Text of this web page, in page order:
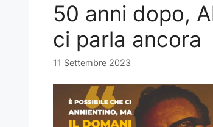
50 anni dopo,
ci parla ancora
11 Settembre 2023